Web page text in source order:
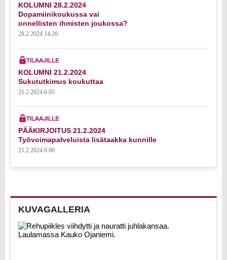
KOLUMNI 28.2.2024
Dopamiinikoukussa vai
onnellisten ihmisten joukossa?
28.2.2024 14.20
KOLUMNI 21.2.2024
Sukututkimus koukuttaa
21.2.2024 6.05
PÄÄKIRJOITUS 21.2.2024
Työvoimapalveluista lisätaakka kunnille
21.2.2024 6.00
KUVAGALLERIA